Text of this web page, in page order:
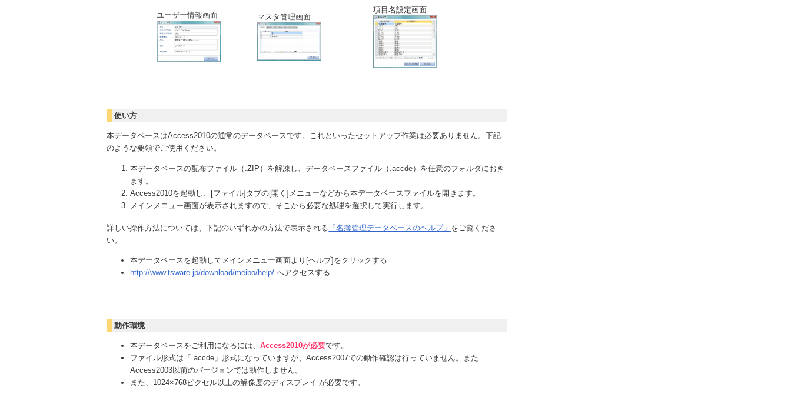
ユーザー情報画面 マスタ管理画面
項目名設定画面
使い方
本データベースはAccess2010の通常のデータベースです。これといったセットアップ作業は必要ありません。下記
のような要領でご使用ください。
本データベースの配布ファイル（.ZIP）を解凍し、データベースファイル（.accde）を任意のフォルダにおき
ます。
Access2010を起動し、[ファイル]タブの[開く]メニューなどから本データベースファイルを開きます。
メインメニュー画面が表示されますので、そこから必要な処理を選択して実行します。
詳しい操作方法については、下記のいずれかの方法で表示される 「名簿管理データベースのヘルプ」 をご覧くださ
い。
本データベースを起動してメインメニュー画面より[ヘルプ]をクリックする
http://www.tsware.jp/download/meibo/help/ へアクセスする
動作環境
本データベースをご利用になるには、Access2010が必要です。
ファイル形式は「.accde」形式になっていますが、Access2007での動作確認は行っていません。また
Access2003以前のバージョンでは動作しません。
また、1024×768ピクセル以上の解像度のディスプレイ が必要です。